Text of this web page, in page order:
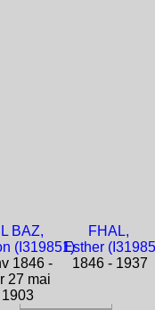
BAZ,
(I319851)
1846 -
27 mai
1903
FHAL,
Esther
1846 - 1937